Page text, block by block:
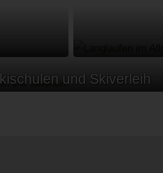
und Skiverleih